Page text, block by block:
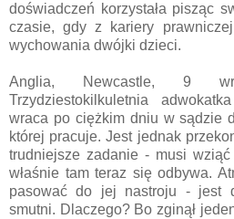
doświadczeń korzystała pisząc
czasie, gdy z kariery
wychowania dwójki dzieci.
Anglia, Newcastle, 9
Trzydziestokilkuletnia
wraca po ciężkim dniu w sądzie
której pracuje. Jest jednak
trudniejsze zadanie - musi
właśnie tam teraz się odbywa.
pasować do jej nastroju - jest
smutni. Dlaczego? Bo zginął